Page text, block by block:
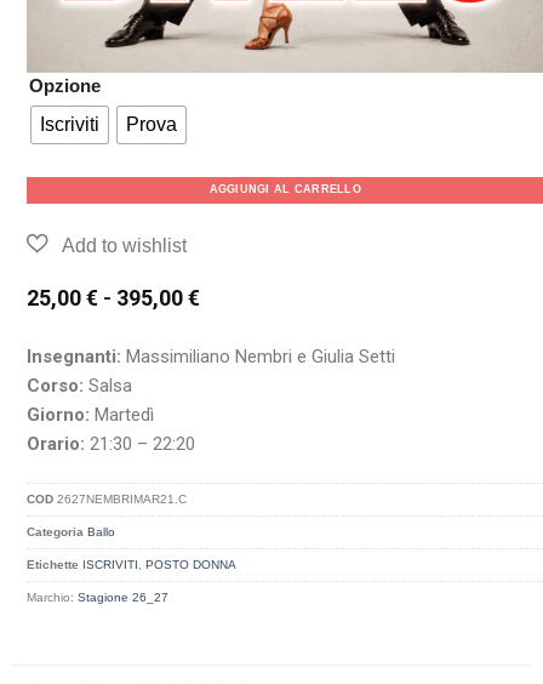
Opzione
Iscriviti
Prova
AGGIUNGI AL CARRELLO
25,00€ - 395,00€
Insegnanti: Massimiliano Nembri e Giulia Setti
Corso: Salsa
Giorno: Martedì
Orario: 21:30 – 22:20
COD2627NEMBRIMAR21.C
Categoria Ballo
Etichette ISCRIVITI ,POSTO DONNA
Marchio:Stagione 26_27